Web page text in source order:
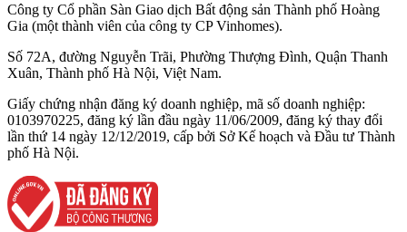
Công ty Cổ phần Sàn Giao dịch Bất động sản Thành phố Hoàng
Gia (một thành viên của công ty CP Vinhomes).
Số 72A, đường Nguyễn Trãi, Phường Thượng Đình, Quận Thanh
Xuân, Thành phố Hà Nội, Việt Nam.
Giấy chứng nhận đăng ký doanh nghiệp, mã số doanh nghiệp:
0103970225, đăng ký lần đầu ngày 11/06/2009, đăng ký thay đổi
lần thứ 14 ngày 12/12/2019, cấp bởi Sở Kế hoạch và Đầu tư Thành
phố Hà Nội.